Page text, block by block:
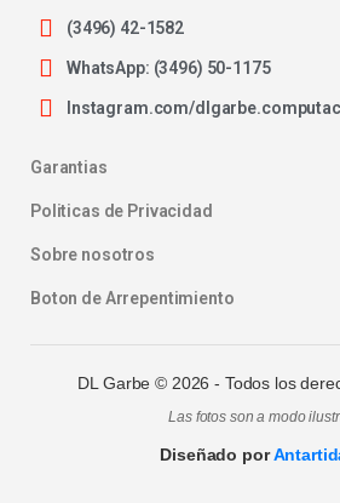
(3496) 42-1582
WhatsApp: (3496) 50-1175
Instagram.com/
Garantias
Politicas de Privacidad
Sobre nosotros
Boton de Arrepentimiento
DL Garbe © 2026 - Todos los
Las fotos son a modo
Diseñado por